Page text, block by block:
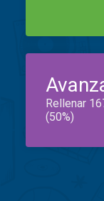
Rellenar
(50%)